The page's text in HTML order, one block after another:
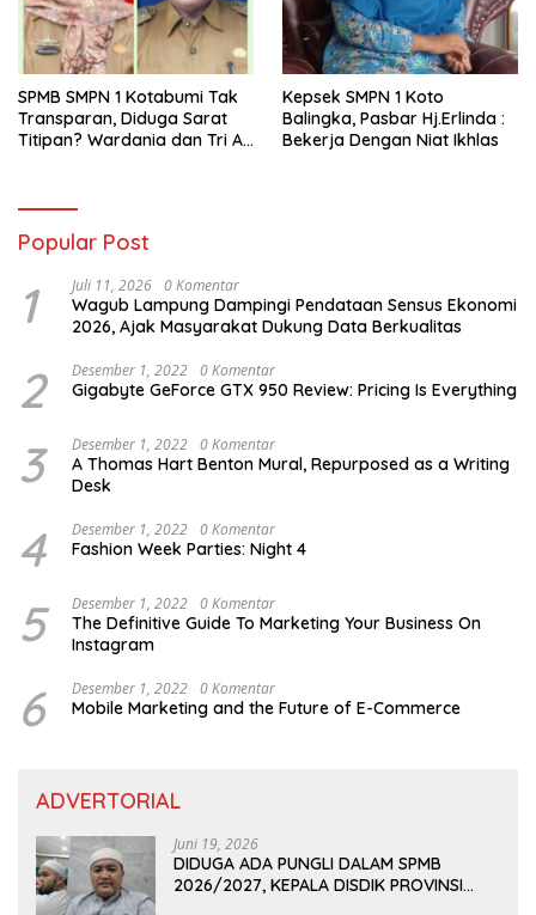
SPMB SMPN 1 Kotabumi Tak
Transparan, Diduga Sarat
Titipan? Wardania dan Tri Aji
Kepsek SMPN 1 Koto
Balingka, Pasbar Hj.Erlinda :
Bekerja Dengan Niat Ikhlas
Popular Post
1 Juli 11, 2026 0 Komentar
Wagub Lampung Dampingi Pendataan Sensus Ekonomi
2026, Ajak Masyarakat Dukung Data Berkualitas
2 Desember 1, 2022 0 Komentar
Gigabyte GeForce GTX 950 Review: Pricing Is Everything
3 Desember 1, 2022 0 Komentar
A Thomas Hart Benton Mural, Repurposed as a Writing
Desk
4 Desember 1, 2022 0 Komentar
Fashion Week Parties: Night 4
5 Desember 1, 2022 0 Komentar
The Definitive Guide To Marketing Your Business On
Instagram
6 Desember 1, 2022 0 Komentar
Mobile Marketing and the Future of E-Commerce
ADVERTORIAL
Juni 19, 2026
DIDUGA ADA PUNGLI DALAM SPMB
2026/2027, KEPALA DISDIK PROVINSI